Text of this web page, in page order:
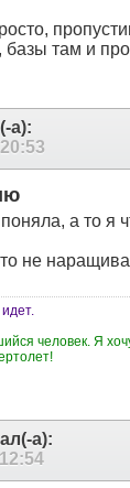
базы там и
а):
20:53
а то я
не
человек. Я
а):
12:54